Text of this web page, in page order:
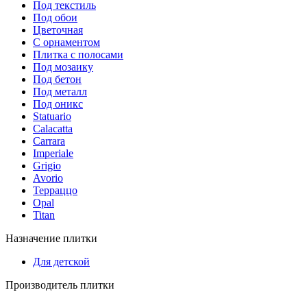
Под текстиль
Под обои
Цветочная
С орнаментом
Плитка с полосами
Под мозаику
Под бетон
Под металл
Под оникс
Statuario
Calacatta
Carrara
Imperiale
Grigio
Avorio
Терраццо
Opal
Titan
Назначение плитки
Для детской
Производитель плитки